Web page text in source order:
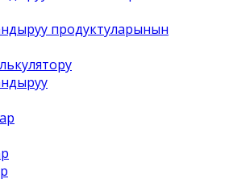
продуктуларынын